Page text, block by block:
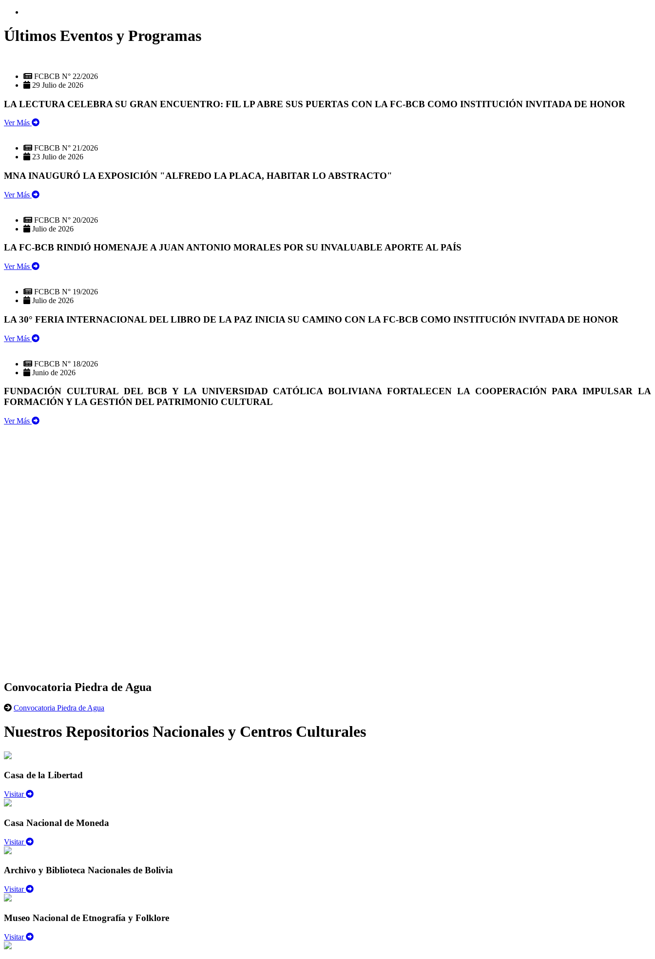
Últimos Eventos y Programas
FCBCB N° 22/2026
29 Julio de 2026
LA LECTURA CELEBRA SU GRAN ENCUENTRO: FIL LP ABRE SUS PUERTAS CON LA FC-BCB COMO INSTITUCIÓN INVITADA DE HONOR
Ver Más
FCBCB N° 21/2026
23 Julio de 2026
MNA INAUGURÓ LA EXPOSICIÓN "ALFREDO LA PLACA, HABITAR LO ABSTRACTO"
Ver Más
FCBCB N° 20/2026
Julio de 2026
LA FC-BCB RINDIÓ HOMENAJE A JUAN ANTONIO MORALES POR SU INVALUABLE APORTE AL PAÍS
Ver Más
FCBCB N° 19/2026
Julio de 2026
LA 30° FERIA INTERNACIONAL DEL LIBRO DE LA PAZ INICIA SU CAMINO CON LA FC-BCB COMO INSTITUCIÓN INVITADA DE HONOR
Ver Más
FCBCB N° 18/2026
Junio de 2026
FUNDACIÓN CULTURAL DEL BCB Y LA UNIVERSIDAD CATÓLICA BOLIVIANA FORTALECEN LA COOPERACIÓN PARA IMPULSAR LA
FORMACIÓN Y LA GESTIÓN DEL PATRIMONIO CULTURAL
Ver Más
Convocatoria Piedra de Agua
Convocatoria Piedra de Agua
Nuestros Repositorios Nacionales y Centros Culturales
Casa de la Libertad
Visitar
Casa Nacional de Moneda
Visitar
Archivo y Biblioteca Nacionales de Bolivia
Visitar
Museo Nacional de Etnografía y Folklore
Visitar